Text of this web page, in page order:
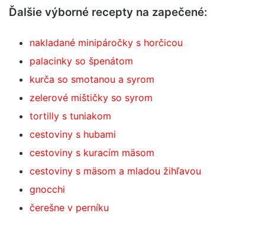
Ďalšie výborné recepty na zapečené:
nakladané minipáročky s horčicou
palacinky so špenátom
kurča so smotanou a syrom
zelerové mištičky so syrom
tortilly s tuniakom
cestoviny s hubami
cestoviny s kuracím mäsom
cestoviny s mäsom a mladou žihľavou
gnocchi
čerešne v perníku